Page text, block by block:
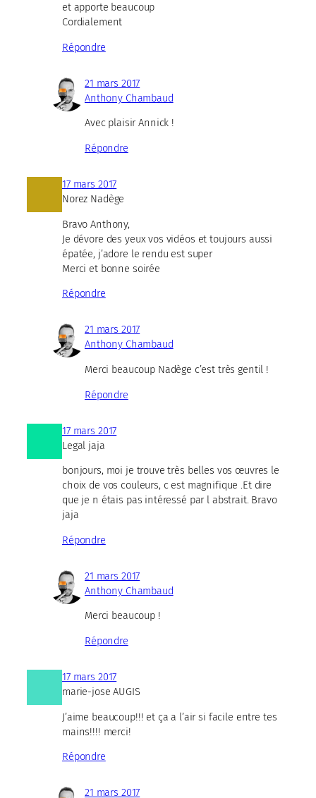
et apporte beaucoup
Cordialement
Répondre
21 mars 2017
Anthony Chambaud
Avec plaisir Annick !
Répondre
17 mars 2017
Norez Nadège
Bravo Anthony,
Je dévore des yeux vos vidéos et toujours aussi
épatée, j’adore le rendu est super
Merci et bonne soirée
Répondre
21 mars 2017
Anthony Chambaud
Merci beaucoup Nadège c’est très gentil !
Répondre
17 mars 2017
Legal jaja
bonjours, moi je trouve très belles vos œuvres le
choix de vos couleurs, c est magnifique .Et dire
que je n étais pas intéressé par l abstrait. Bravo
jaja
Répondre
21 mars 2017
Anthony Chambaud
Merci beaucoup !
Répondre
17 mars 2017
marie-jose AUGIS
J’aime beaucoup!!! et ça a l’air si facile entre tes
mains!!!! merci!
Répondre
21 mars 2017